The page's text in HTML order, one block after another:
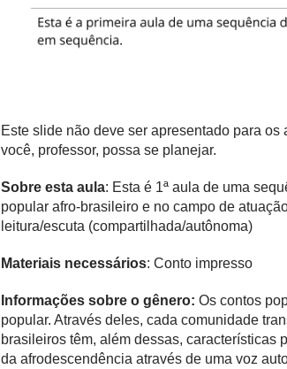
Este slide não deve ser apresentado para
você, professor, possa se planejar.
Sobre esta aula: Esta é 1ª aula de uma
popular afro-brasileiro e no campo de
leitura/escuta (compartilhada/autônoma)
Materiais necessários: Conto impresso
Informações sobre o gênero: Os contos
popular. Através deles, cada comunidade
brasileiros têm, além dessas, características
da afrodescendência através de uma voz